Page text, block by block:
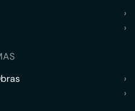
›
›
›
›